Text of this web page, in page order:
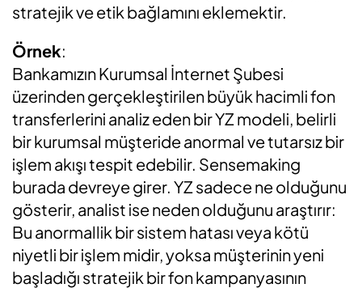
stratejik ve etik bağlamını eklemektir.
Örnek:
Bankamızın Kurumsal İnternet Şubesi
üzerinden gerçekleştirilen büyük hacimli fon
transferlerini analiz eden bir YZ modeli, belirli
bir kurumsal müşteride anormal ve tutarsız bir
işlem akışı tespit edebilir. Sensemaking
burada devreye girer. YZ sadece ne olduğunu
gösterir, analist ise neden olduğunu araştırır:
Bu anormallik bir sistem hatası veya kötü
niyetli bir işlem midir, yoksa müşterinin yeni
başladığı stratejik bir fon kampanyasının